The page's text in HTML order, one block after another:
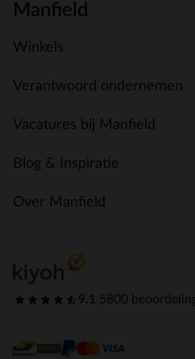
Manfield
Winkels
Verantwoord ondernemen
Vacatures bij Manfield
Blog & Inspiratie
Over Manfield
9.1 5800